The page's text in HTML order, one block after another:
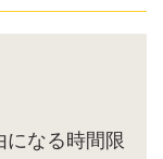
なる時間限